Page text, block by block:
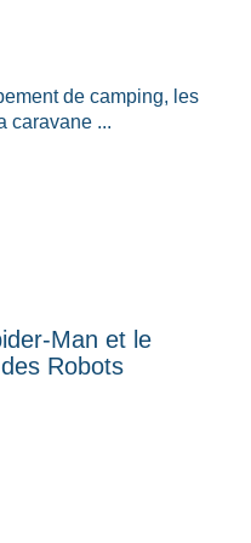
de camping, les
caravane ...
Man et le
Robots